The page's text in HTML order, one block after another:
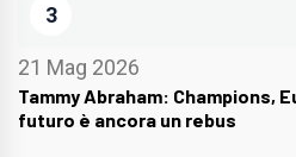
3
21 Mag 2026
Tammy Abraham: Champions,
futuro è ancora un rebus